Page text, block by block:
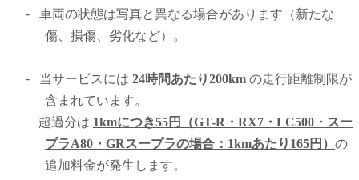
-
車両の状態は写真と異なる場合があります（新たな
傷、損傷、劣化など）。
- 当サービスには 24時間あたり200km の走行距離制限が
含まれています。
超過分は 1kmにつき55円（GT-R・RX7・LC500・スー
プラA80 ・GRスープラの場合：1kmあたり165円） の
追加料金が発生します。